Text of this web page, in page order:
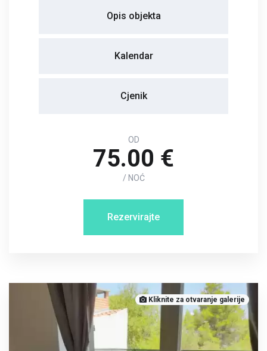
Opis objekta
Kalendar
Cjenik
OD
75.00 €
/ NOĆ
Rezervirajte
Kliknite za otvaranje galerije